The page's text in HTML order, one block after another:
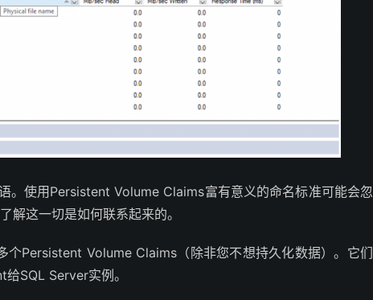
。使用Persistent Volume Claims富有意义的命名标准可能会忽
解这一切是如何联系起来的。
个Persistent Volume Claims（除非您不想持久化数据）。它们
SQL Server实例。